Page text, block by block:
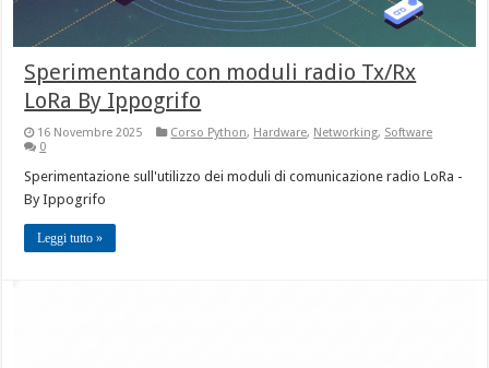
Sperimentando con moduli radio Tx/Rx
LoRa By Ippogrifo
16 Novembre 2025 Corso Python, Hardware, Networking, Software
0
Sperimentazione sull'utilizzo dei moduli di comunicazione radio LoRa -
By Ippogrifo
Leggi tutto »